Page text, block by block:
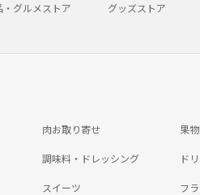
・グルメストア グッズストア
肉お取り寄せ 果
調味料・ドレッシング ド
スイーツ フ